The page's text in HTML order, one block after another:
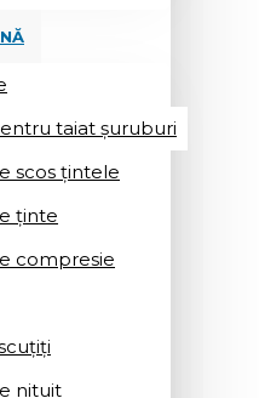
taiat șuruburi
scos țintele
ținte
compresie
nituit